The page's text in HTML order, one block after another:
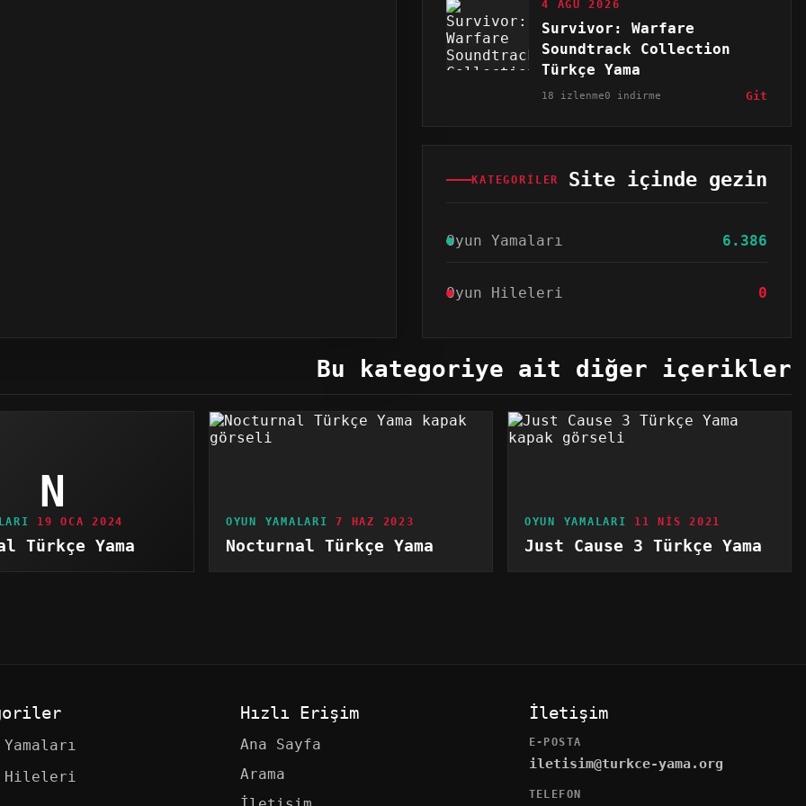
4 AĞU 2026
Survivor: Warfare
Soundtrack Collection
Türkçe Yama
18 izlenme0 indirme Git
KATEGORILER Site içinde gezin
Oyun Yamaları 6.386
Oyun Hileleri 0
Bu kategoriye ait diğer içerikler
N
19 OCA 2024
Türkçe Yama
OYUN YAMALARI 7 HAZ 2023
Nocturnal Türkçe Yama
OYUN YAMALARI 11 NIS 2021
Just Cause 3 Türkçe Yama
Yamaları
Hileleri
Hızlı Erişim
Ana Sayfa
Arama
İletişim
E-POSTA
iletisim@turkce-yama.org
TELEFON